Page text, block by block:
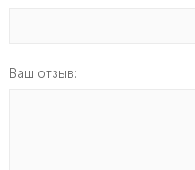
Ваш отзыв: